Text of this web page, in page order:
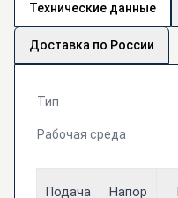
Технические данные
Доставка по России
Тип
Рабочая среда
Подача Напор